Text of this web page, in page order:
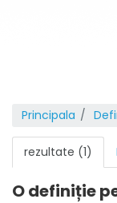
Principala
rezultate (1)
O definiție